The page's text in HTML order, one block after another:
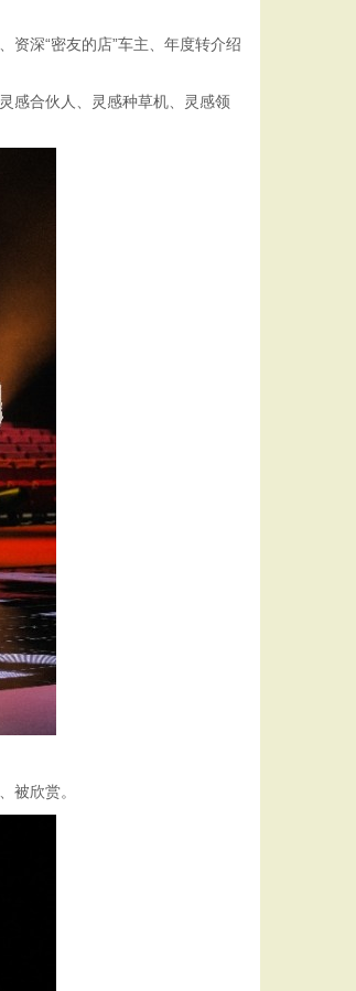
资深“密友的店”车主、年度转介绍
感合伙人、灵感种草机、灵感领
被欣赏。